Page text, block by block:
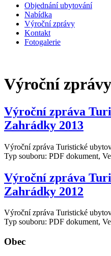
Objednání ubytování
Nabídka
Výroční zprávy
Kontakt
Fotogalerie
Výroční zprávy
Výroční zpráva
Zahrádky 2013
Výroční zpráva Turistické
Typ souboru: PDF dokument,
Výroční zpráva
Zahrádky 2012
Výroční zpráva Turistické
Typ souboru: PDF dokument,
Obec